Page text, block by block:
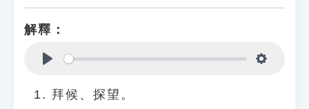
解釋：
拜候、探望。